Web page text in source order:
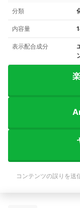
分類
内容量
表示配合成分
コンテンツの誤りを送